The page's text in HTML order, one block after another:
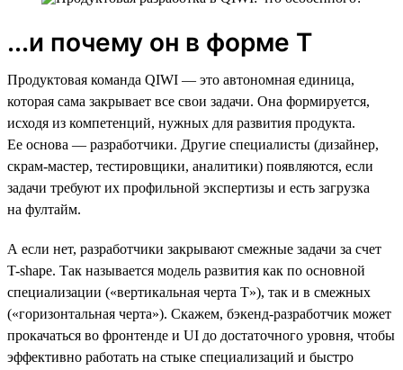
...и почему он в форме Т
Продуктовая команда QIWI — это автономная единица,
которая сама закрывает все свои задачи. Она формируется,
исходя из компетенций, нужных для развития продукта.
Ее основа — разработчики. Другие специалисты (дизайнер,
скрам-мастер, тестировщики, аналитики) появляются, если
задачи требуют их профильной экспертизы и есть загрузка
на фултайм.
А если нет, разработчики закрывают смежные задачи за счет
T-shape. Так называется модель развития как по основной
специализации («вертикальная черта Т»), так и в смежных
(«горизонтальная черта»). Скажем, бэкенд-разработчик может
прокачаться во фронтенде и UI до достаточного уровня, чтобы
эффективно работать на стыке специализаций и быстро